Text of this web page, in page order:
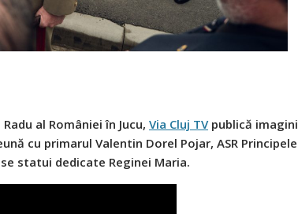
al României în Jucu, Via Cluj TVpublică imagini
cu primarul Valentin Dorel Pojar, ASR Principele
statui dedicate Reginei Maria.